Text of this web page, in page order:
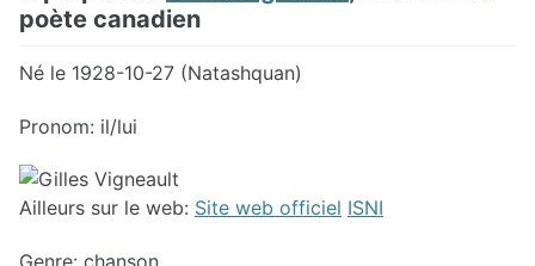
poète canadien
Né le 1928-10-27 (Natashquan)
Pronom: il/lui
Ailleurs sur le web: Site web officiel ISNI